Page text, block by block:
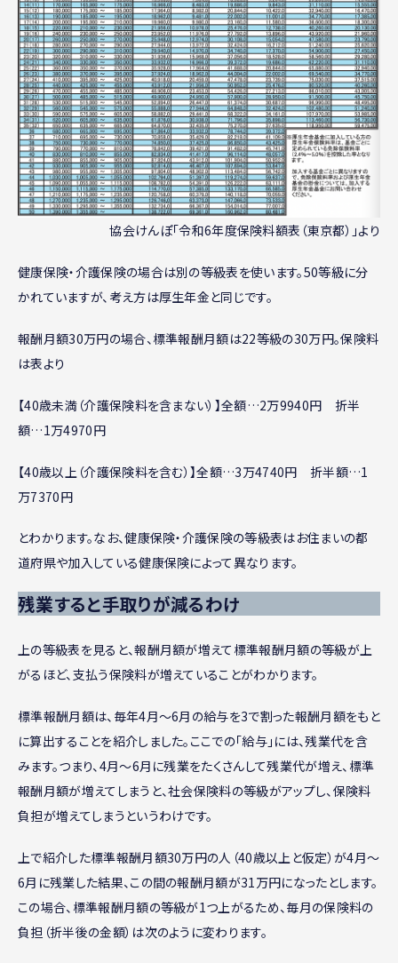
協会けんぽ「令和6年度保険料額表（東京都）」より
健康保険・介護保険の場合は別の等級表を使います。50等級に分
かれていますが、考え方は厚生年金と同じです。
報酬月額30万円の場合、標準報酬月額は22等級の30万円。保険料
は表より
【40歳未満（介護保険料を含まない）】全額…2万9940円 折半
額…1万4970円
【40歳以上（介護保険料を含む）】全額…3万4740円 折半額…1
万7370円
とわかります。なお、健康保険・介護保険の等級表はお住まいの都
道府県や加入している健康保険によって異なります。
残業すると手取りが減るわけ
上の等級表を見ると、報酬月額が増えて標準報酬月額の等級が上
がるほど、支払う保険料が増えていることがわかります。
標準報酬月額は、毎年4月〜6月の給与を3で割った報酬月額をもと
に算出することを紹介しました。ここでの「給与」には、残業代を含
みます。つまり、4月〜6月に残業をたくさんして残業代が増え、標準
報酬月額が増えてしまうと、社会保険料の等級がアップし、保険料
負担が増えてしまうというわけです。
上で紹介した標準報酬月額30万円の人（40歳以上と仮定）が4月〜
6月に残業した結果、この間の報酬月額が31万円になったとします。
この場合、標準報酬月額の等級が1つ上がるため、毎月の保険料の
負担（折半後の金額）は次のように変わります。